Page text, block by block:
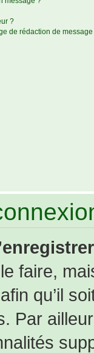
?
de rédaction de message
faire,
qu’il
Par